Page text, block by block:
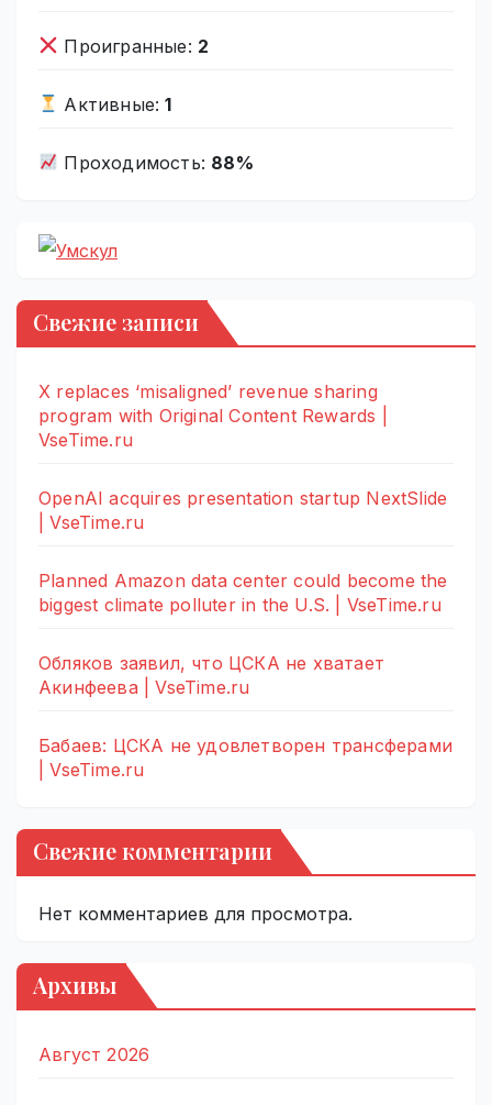
Проигранные: 2
Активные:1
Проходимость: 88%
Свежие записи
X replaces ‘misaligned’ revenue sharing
program with Original Content Rewards |
VseTime.ru
OpenAI acquires presentation startup NextSlide
| VseTime.ru
Planned Amazon data center could become the
biggest climate polluter in the U.S. | VseTime.ru
Обляков заявил, что ЦСКА не хватает
Акинфеева | VseTime.ru
Бабаев: ЦСКА не удовлетворен трансферами
| VseTime.ru
Свежие комментарии
Нет комментариев для просмотра.
Архивы
Август 2026